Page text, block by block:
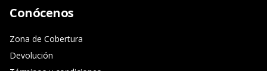
Conócenos
Zona de Cobertura
Devolución